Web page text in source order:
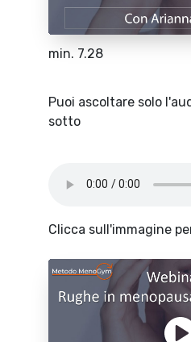
min. 7.28
Puoi ascoltare solo
sotto
Clicca sull'immagine